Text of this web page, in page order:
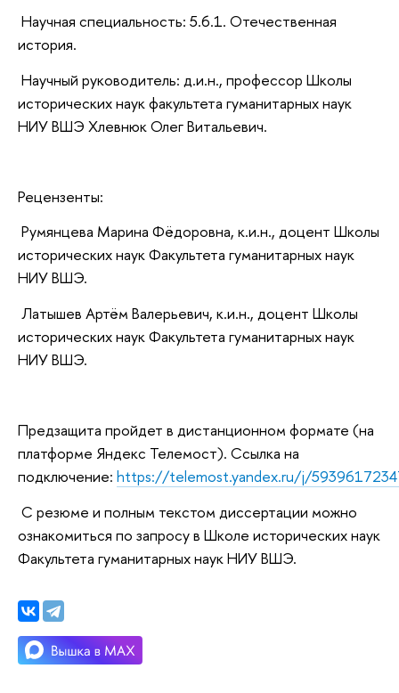
Научная специальность: 5.6.1. Отечественная
история.
Научный руководитель: д.и.н., профессор Школы
исторических наук факультета гуманитарных наук
НИУ ВШЭ Хлевнюк Олег Витальевич.
Рецензенты:
Румянцева Марина Фёдоровна, к.и.н., доцент Школы
исторических наук Факультета гуманитарных наук
НИУ ВШЭ.
Латышев Артём Валерьевич, к.и.н., доцент Школы
исторических наук Факультета гуманитарных наук
НИУ ВШЭ.
Предзащита пройдет в дистанционном формате (на
платформе Яндекс Телемост). Ссылка на
подключение: https://telemost.yandex.ru/j/
С резюме и полным текстом диссертации можно
ознакомиться по запросу в Школе исторических наук
Факультета гуманитарных наук НИУ ВШЭ.